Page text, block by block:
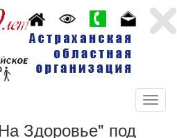
Здоровье" под